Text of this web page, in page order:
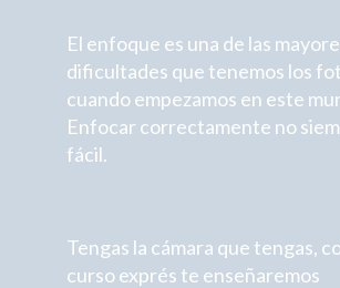
El enfoque es una de las
dificultades que tenemos los
cuando empezamos en este
Enfocar correctamente no
fácil.
Tengas la cámara que tengas,
curso exprés te enseñaremos